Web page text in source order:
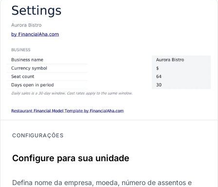
CONFIGURAÇÕES
Configure para sua unidade
Defina nome da empresa, moeda, número de assentos e